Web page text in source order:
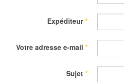
Expéditeur*
Votre adresse e-mail *
Sujet *